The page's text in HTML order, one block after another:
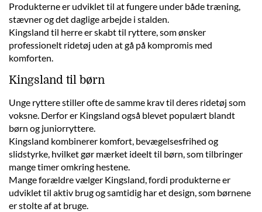
Produkterne er udviklet til at fungere under både træning,
stævner og det daglige arbejde i stalden.
Kingsland til herre er skabt til ryttere, som ønsker
professionelt ridetøj uden at gå på kompromis med
komforten.
Kingsland til børn
Unge ryttere stiller ofte de samme krav til deres ridetøj som
voksne. Derfor er Kingsland også blevet populært blandt
børn og juniorryttere.
Kingsland kombinerer komfort, bevægelsesfrihed og
slidstyrke, hvilket gør mærket ideelt til børn, som tilbringer
mange timer omkring hestene.
Mange forældre vælger Kingsland, fordi produkterne er
udviklet til aktiv brug og samtidig har et design, som børnene
er stolte af at bruge.